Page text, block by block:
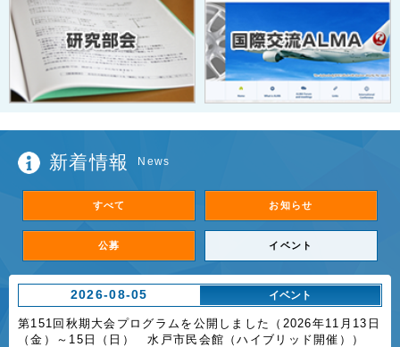
新着情報 News
すべて お知らせ
公募 イベント
2026-08-05 イベント
第151回秋期大会プログラムを公開しました（2026年11月13日
（金）～15日（日） 水戸市民会館（ハイブリッド開催））